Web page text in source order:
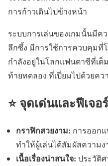
การก้าวเดินไปข้างหน้า
ระบบการเล่นของเกมนั้นมีค
ลึกซึ้ง มีการใช้การควบคุมที่
กำลังอยู่ในโลกแฟนตาซีที่เต็
ท้ายทดลอง ที่เปี่ยมไปด้วยค
⭐ จุดเด่นและฟีเจ
กราฟิกสวยงาม: การออก
ทำให้ผู้เล่นได้สัมผัสความ
เนื้อเรื่องน่าสนใจ: ประวัติ